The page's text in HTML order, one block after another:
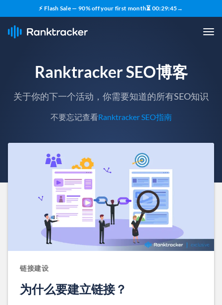
⚡ Flash Sale — 90% off your first month⏳ 00:29:43→
Ranktracker SEO博客
关于你的下一个活动，你需要知道的所有SEO知识
不要忘记查看Ranktracker SEO指南
链接建设
为什么要建立链接？